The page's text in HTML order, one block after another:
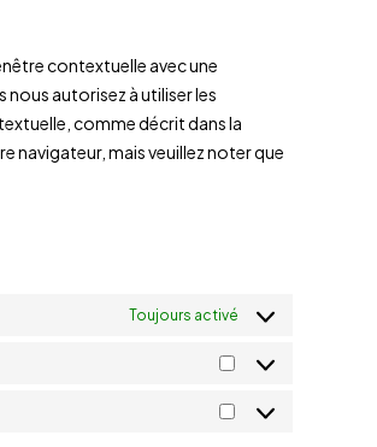
contextuelle avec une
nous autorisez à utiliser les
comme décrit dans la
navigateur, mais veuillez noter que
Toujours activé